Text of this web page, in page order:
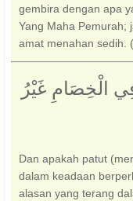
gembira dengan apa
Yang Maha Pemurah;
amat menahan sedih.
الْخِصَامِ غَيْرُ
Dan apakah patut
dalam keadaan
alasan yang terang